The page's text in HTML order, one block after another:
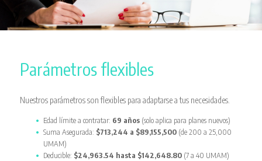
Parámetros flexibles
Nuestros parámetros son flexibles para adaptarse a tus necesidades.
Edad límite a contratar: 69 años(solo aplica para planes nuevos)
Suma Asegurada: $713,244 a $89,155,500 (de 200 a 25,000
UMAM)
Deducible: $24,963.54 hasta $142,648.80(7 a 40 UMAM)